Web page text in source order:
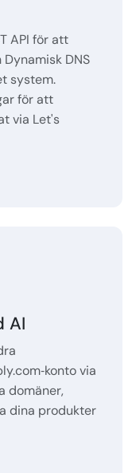
API för att
DNS
system.
för att
via Let's
AI
via
domäner,
dina produkter